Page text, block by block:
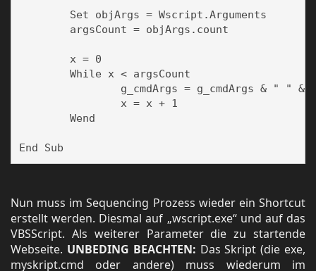
Nun muss im Sequencing Prozess wieder ein Shortcut
erstellt werden. Diesmal auf „wscript.exe“ und auf das
VBSScript. Als weiterer Parameter die zu startende
Webseite. UNBEDING BEACHTEN: Das Skript (die exe,
myskript.cmd oder andere) muss wiederum im